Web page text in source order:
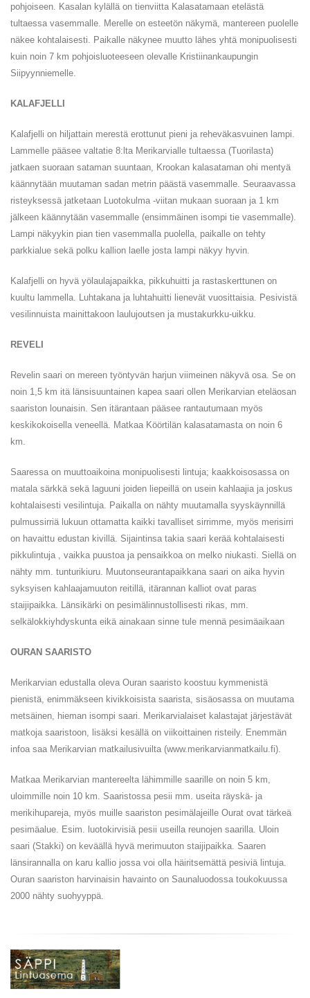
pohjoiseen. Kasalan kylällä on tienviitta Kalasatamaan etelästä
tultaessa vasemmalle. Merelle on esteetön näkymä, mantereen puolelle
näkee kohtalaisesti. Paikalle näkynee muutto lähes yhtä monipuolisesti
kuin noin 7 km pohjoisluoteeseen olevalle Kristiinankaupungin
Siipyynniemelle.
KALAFJELLI
Kalafjelli on hiljattain merestä erottunut pieni ja reheväkasvuinen lampi.
Lammelle pääsee valtatie 8:lta Merikarvialle tultaessa (Tuorilasta)
jatkaen suoraan sataman suuntaan, Krookan kalasataman ohi mentyä
käännytään muutaman sadan metrin päästä vasemmalle. Seuraavassa
risteyksessä jatketaan Luotokulma -viitan mukaan suoraan ja 1 km
jälkeen käännytään vasemmalle (ensimmäinen isompi tie vasemmalle).
Lampi näkyykin pian tien vasemmalla puolella, paikalle on tehty
parkkialue sekä polku kallion laelle josta lampi näkyy hyvin.
Kalafjelli on hyvä yölaulajapaikka, pikkuhuitti ja rastaskerttunen on
kuultu lammella. Luhtakana ja luhtahuitti lienevät vuosittaisia. Pesivistä
vesilinnuista mainittakoon laulujoutsen ja mustakurkku-uikku.
REVELI
Revelin saari on mereen työntyvän harjun viimeinen näkyvä osa. Se on
noin 1,5 km itä länsisuuntainen kapea saari ollen Merikarvian eteläosan
saariston lounaisin. Sen itärantaan pääsee rantautumaan myös
keskikokoisella veneellä. Matkaa Köörtilän kalasatamasta on noin 6
km.
Saaressa on muuttoaikoina monipuolisesti lintuja; kaakkoisosassa on
matala särkkä sekä laguuni joiden liepeillä on usein kahlaajia ja joskus
kohtalaisesti vesilintuja. Paikalla on nähty muutamalla syyskäynnillä
pulmussirriä lukuun ottamatta kaikki tavalliset sirrimme, myös merisirri
on havaittu edustan kivillä. Sijaintinsa takia saari kerää kohtalaisesti
pikkulintuja , vaikka puustoa ja pensaikkoa on melko niukasti. Siellä on
nähty mm. tunturikiuru. Muutonseurantapaikkana saari on aika hyvin
syksyisen kahlaajamuuton reitillä, itärannan kalliot ovat paras
staijipaikka. Länsikärki on pesimälinnustollisesti rikas, mm.
selkälokkiyhdyskunta eikä ainakaan sinne tule mennä pesimäaikaan
OURAN SAARISTO
Merikarvian edustalla oleva Ouran saaristo koostuu kymmenistä
pienistä, enimmäkseen kivikkoisista saarista, sisäosassa on muutama
metsäinen, hieman isompi saari. Merikarvialaiset kalastajat järjestävät
matkoja saaristoon, lisäksi kesällä on viikoittainen risteily. Enemmän
infoa saa Merikarvian matkailusivuilta (www.merikarvianmatkailu.fi).
Matkaa Merikarvian mantereelta lähimmille saarille on noin 5 km,
uloimmille noin 10 km. Saaristossa pesii mm. useita räyskä- ja
merikihupareja, myös muille saariston pesimälajeille Ourat ovat tärkeä
pesimäalue. Esim. luotokirvisiä pesii useilla reunojen saarilla. Uloin
saari (Stakki) on keväällä hyvä merimuuton staijipaikka. Saaren
länsirannalla on karu kallio jossa voi olla häiritsemättä pesiviä lintuja.
Ouran saariston harvinaisin havainto on Saunaluodossa toukokuussa
2000 nähty suohyyppä.